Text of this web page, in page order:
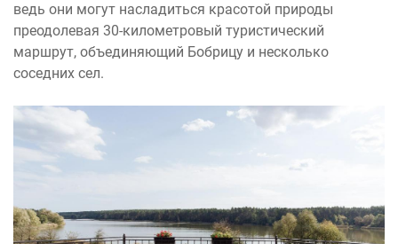
ведь они могут насладиться красотой природы
преодолевая 30-километровый туристический
маршрут, объединяющий Бобрицу и несколько
соседних сел.